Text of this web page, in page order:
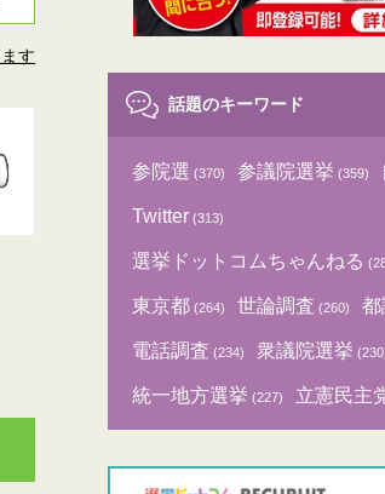
す
話題のキーワード
参院選 (370) 参議院選挙 (359)
Twitter (313)
選挙ドットコムちゃんねる
東京都 (264) 世論調査 (260) 都
電話調査 (234) 衆議院選挙
統一地方選挙 (227) 立憲民主